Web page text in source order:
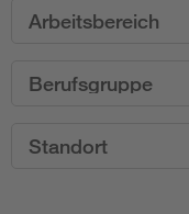
Arbeitsbereich
Berufsgruppe
Standort